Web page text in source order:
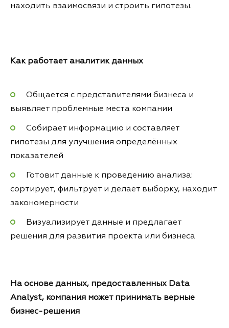
находить взаимосвязи и строить гипотезы.
Как работает аналитик данных
Общается с представителями бизнеса и
выявляет проблемные места компании
Собирает информацию и составляет
гипотезы для улучшения определённых
показателей
Готовит данные к проведению анализа:
сортирует, фильтрует и делает выборку, находит
закономерности
Визуализирует данные и предлагает
решения для развития проекта или бизнеса
На основе данных, предоставленных Data
Analyst, компания может принимать верные
бизнес-решения